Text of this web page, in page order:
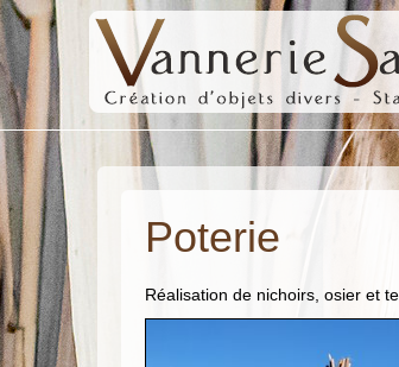
Poterie
Réalisation de nichoirs, osier et